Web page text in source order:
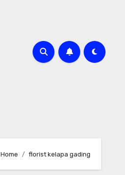
Home florist kelapa gading